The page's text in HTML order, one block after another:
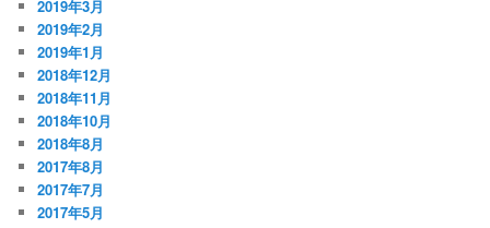
2019年3月
2019年2月
2019年1月
2018年12月
2018年11月
2018年10月
2018年8月
2017年8月
2017年7月
2017年5月